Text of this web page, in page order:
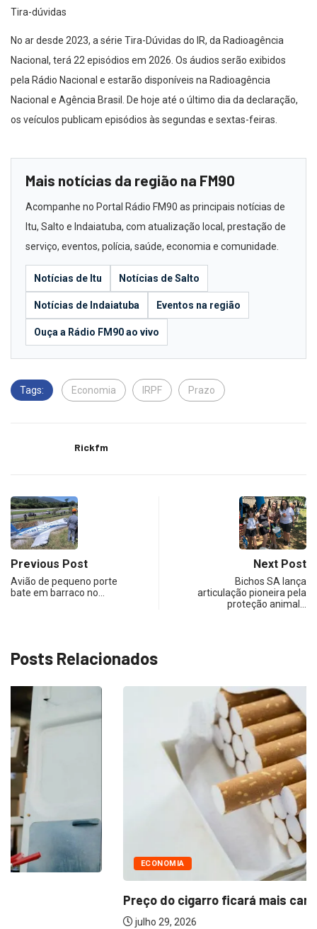
Tira-dúvidas
No ar desde 2023, a série Tira-Dúvidas do IR, da Radioagência
Nacional, terá 22 episódios em 2026. Os áudios serão exibidos
pela Rádio Nacional e estarão disponíveis na Radioagência
Nacional e Agência Brasil. De hoje até o último dia da declaração,
os veículos publicam episódios às segundas e sextas-feiras.
Mais notícias da região na FM90
Acompanhe no Portal Rádio FM90 as principais notícias de
Itu, Salto e Indaiatuba, com atualização local, prestação de
serviço, eventos, polícia, saúde, economia e comunidade.
Notícias de Itu Notícias de Salto
Notícias de Indaiatuba Eventos na região
Ouça a Rádio FM90 ao vivo
Tags: Economia IRPF Prazo
Rickfm
Previous Post
Avião de pequeno porte
bate em barraco no…
Next Post
Bichos SA lança
articulação pioneira pela
proteção animal…
Posts Relacionados
ECONOMIA
Preço do cigarro ficará mais caro a...